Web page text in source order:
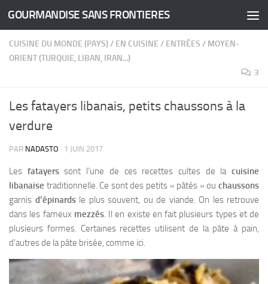
Skip to content
GOURMANDISE SANS FRONTIERES
CUISINE DU MONDE (PAYS)/ EN CUISINE / ENTRÉES / MOYEN-
ORIENT (TURQUIE, LIBAN, IRAN...)
3
Les fatayers libanais, petits chaussons à la
verdure
PAR NADASTO · 1 JUIN 2017
Les fatayerssont l’une de ces recettes cultes de lacuisine
libanaise traditionnelle. Ce sont des petits « pâtés » ou chaussons
garnis d’épinardsle plus souvent, ou de viande. On les retrouve
dans les fameux mezzés. Il en existe en fait plusieurs types et de
plusieurs formes. Certaines recettes utilisent de la pâte à pain,
d’autres de la pâte brisée, comme ici.